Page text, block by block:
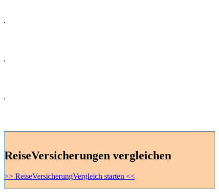
ReiseVersicherungen vergleichen
>> ReiseVersicherungVergleich starten <<